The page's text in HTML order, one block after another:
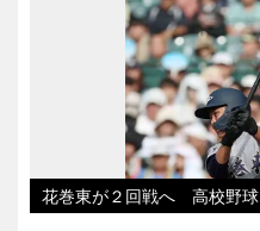
花巻東が２回戦へ 高校野球